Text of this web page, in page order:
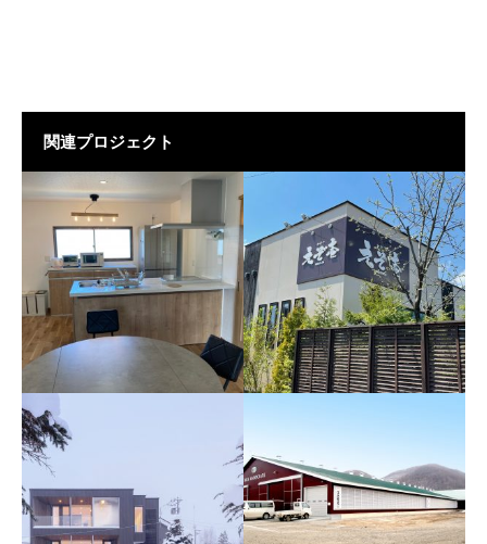
関連プロジェクト
コテージ Maple Farm
和食や えぞ壱